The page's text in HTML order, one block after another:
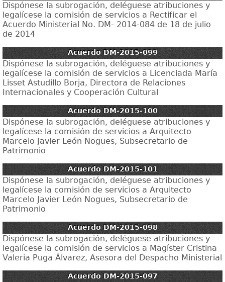
Dispónese la subrogación, deléguese atribuciones y
legalícese la comisión de servicios a Rectificar el
Acuerdo Ministerial No. DM- 2014-084 de 18 de julio
de 2014
Acuerdo DM-2015-099
Dispónese la subrogación, deléguese atribuciones y
legalícese la comisión de servicios a Licenciada María
Lisset Astudillo Borja, Directora de Relaciones
Internacionales y Cooperación Cultural
Acuerdo DM-2015-100
Dispónese la subrogación, deléguese atribuciones y
legalícese la comisión de servicios a Arquitecto
Marcelo Javier León Nogues, Subsecretario de
Patrimonio
Acuerdo DM-2015-101
Dispónese la subrogación, deléguese atribuciones y
legalícese la comisión de servicios a Arquitecto
Marcelo Javier León Nogues, Subsecretario de
Patrimonio
Acuerdo DM-2015-098
Dispónese la subrogación, deléguese atribuciones y
legalícese la comisión de servicios a Magíster Cristina
Valeria Puga Álvarez, Asesora del Despacho Ministerial
Acuerdo DM-2015-097